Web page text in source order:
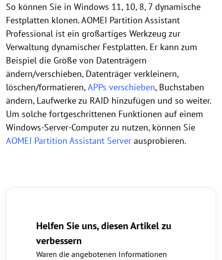
So können Sie in Windows 11, 10, 8, 7 dynamische
Festplatten klonen. AOMEI Partition Assistant
Professional ist ein großartiges Werkzeug zur
Verwaltung dynamischer Festplatten. Er kann zum
Beispiel die Größe von Datenträgern
ändern/verschieben, Datenträger verkleinern,
löschen/formatieren,APPs verschieben, Buchstaben
ändern, Laufwerke zu RAID hinzufügen und so weiter.
Um solche fortgeschrittenen Funktionen auf einem
Windows-Server-Computer zu nutzen, können Sie
AOMEI Partition Assistant Server ausprobieren.
Helfen Sie uns, diesen Artikel zu
verbessern
Waren die angebotenen Informationen